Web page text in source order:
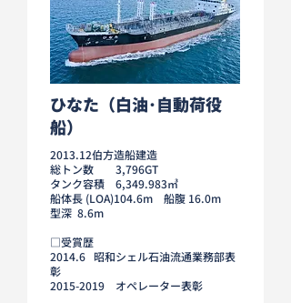
ひなた（白油･自動荷役
船）
2013.12伯方造船建造
総トン数 3,796GT
タンク容積 6,349.983㎥
船体長 (LOA)104.6m 船腹 16.0m
型深 8.6m
□受賞歴
2014.6 昭和シェル石油流通業務部表
彰
2015-2019 オペレーター表彰